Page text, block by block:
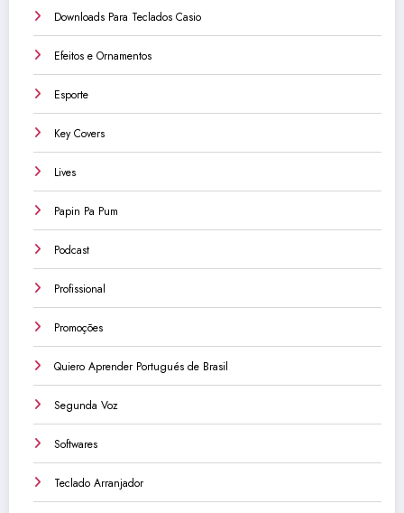
Downloads Para Teclados Casio
Efeitos e Ornamentos
Esporte
Key Covers
Lives
Papin Pa Pum
Podcast
Profissional
Promoções
Quiero Aprender Portugués de Brasil
Segunda Voz
Softwares
Teclado Arranjador